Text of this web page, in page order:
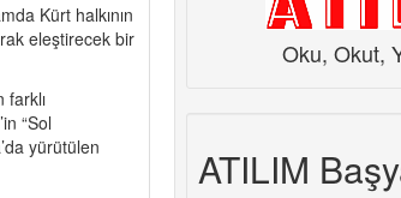
Kürt halkının
eleştirecek bir
farklı
“Sol
yürütülen
Oku, Okut,
ATILIM